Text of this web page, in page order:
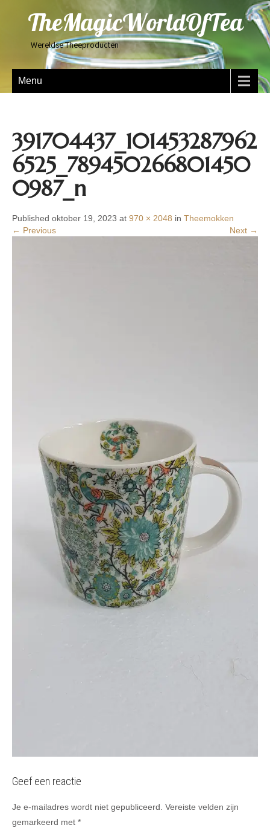
TheMagicWorldOfTea
Wereldse Theeproducten
Menu
391704437_101453287962
6525_789450266801450
0987_n
Published oktober 19, 2023 at 970 × 2048 in Theemokken
← Previous
Next →
Geef een reactie
Je e-mailadres wordt niet gepubliceerd. Vereiste velden zijn
gemarkeerd met *